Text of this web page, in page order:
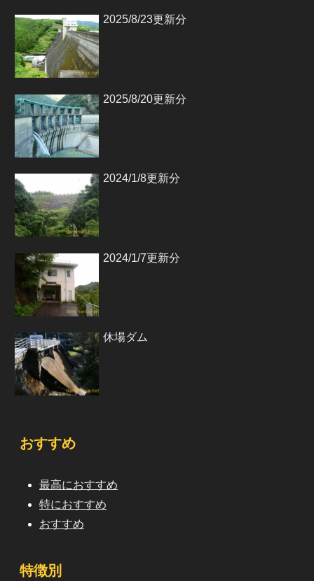
2025/8/23更新分
2025/8/20更新分
2024/1/8更新分
2024/1/7更新分
休場ダム
おすすめ
最高におすすめ
特におすすめ
おすすめ
特徴別